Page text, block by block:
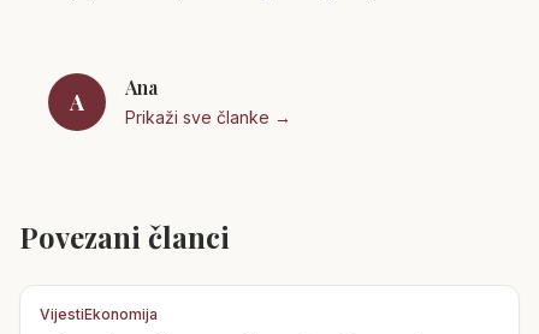
A
Ana
Prikaži sve članke →
Povezani članci
VijestiEkonomija